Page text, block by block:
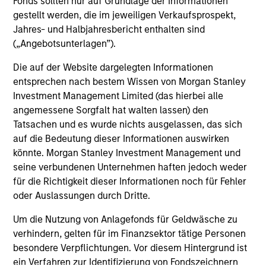
gestellt werden, die im jeweiligen Verkaufsprospekt,
Jahres- und Halbjahresbericht enthalten sind
(„Angebotsunterlagen”).
Die auf der Website dargelegten Informationen
entsprechen nach bestem Wissen von Morgan Stanley
Investment Management Limited (das hierbei alle
angemessene Sorgfalt hat walten lassen) den
Tatsachen und es wurde nichts ausgelassen, das sich
auf die Bedeutung dieser Informationen auswirken
könnte. Morgan Stanley Investment Management und
seine verbundenen Unternehmen haften jedoch weder
für die Richtigkeit dieser Informationen noch für Fehler
oder Auslassungen durch Dritte.
Um die Nutzung von Anlagefonds für Geldwäsche zu
verhindern, gelten für im Finanzsektor tätige Personen
besondere Verpflichtungen. Vor diesem Hintergrund ist
ein Verfahren zur Identifizierung von Fondszeichnern
links shown here, you agree that you are navigating to a
third party site. We are providing these hyperlinks to you
only as a convenience and the inclusion of any hyperlink is
not and does not imply any endorsement, approval,
information contained in any hyperlinked site. In no event
shall we be responsible for the information contained on
the site or your use of such site.
Morgan Stanley